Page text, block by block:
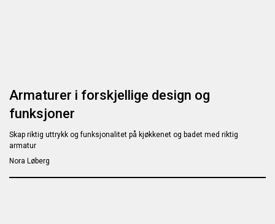
Armaturer i forskjellige design og
funksjoner
Skap riktig uttrykk og funksjonalitet på kjøkkenet og badet med riktig
armatur
Nora Løberg